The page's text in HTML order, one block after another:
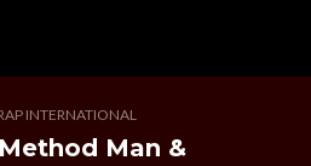
INTERNATIONAL
Man &